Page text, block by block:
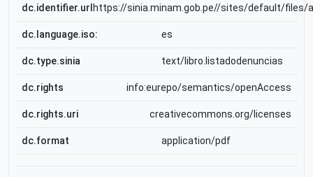
dc.identifier.url https://sinia.minam.gob.pe//sites/default/files/
dc.language.iso: es
dc.type.sinia text/libro.listadodenuncias
dc.rights info:eurepo/semantics/openAccess
dc.rights.uri creativecommons.org/licenses
dc.format application/pdf